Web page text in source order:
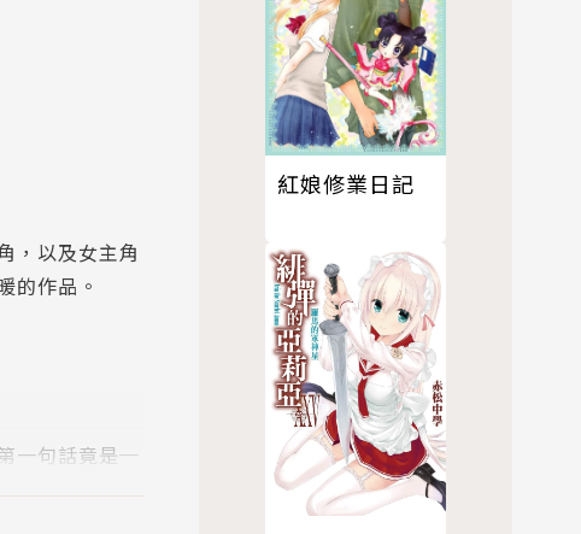
，以及女主角
的作品。
一句話竟是─
衣品牌設計
紅娘修業日記